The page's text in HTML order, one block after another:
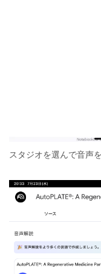
スタジオを選んで音声